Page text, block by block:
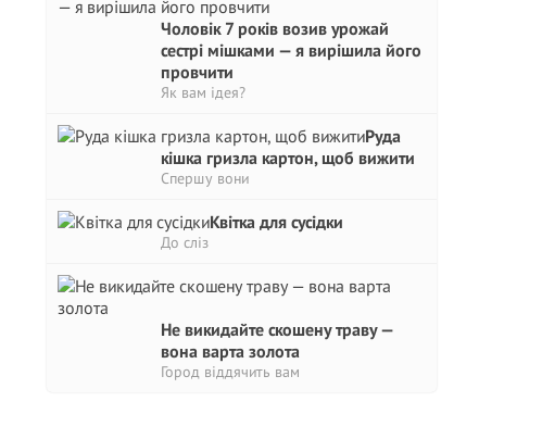
Чоловік 7 років возив урожай
сестрі мішками — я вирішила його
провчити
Як вам ідея?
Руда
кішка гризла картон, щоб вижити
Спершу вони
Квітка для сусідки
До сліз
Не викидайте скошену траву —
вона варта золота
Город віддячить вам